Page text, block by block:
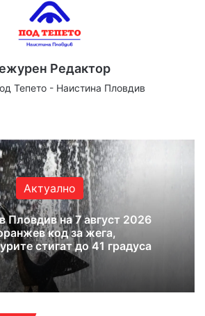
Редактор
Тепето - Наистина Пловдив
te bo
ok
ub
e
ra
m
Актуално
Пловдив на 7 август 2026
код за жега,
стигат до 41 градуса